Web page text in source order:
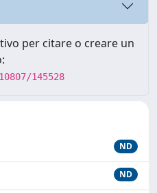
per citare o creare un
145528
ND
ND